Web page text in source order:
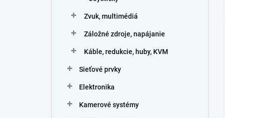
Zvuk, multimédiá
Záložné zdroje, napájanie
Káble, redukcie, huby, KVM
Sieťové prvky
Elektronika
Kamerové systémy